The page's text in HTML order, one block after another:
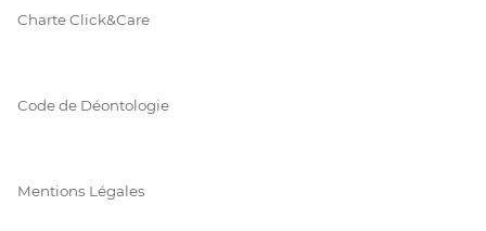
Charte Click&Care
Code de Déontologie
Mentions Légales